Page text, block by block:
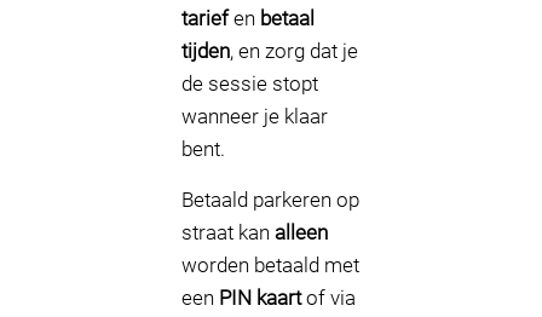
tariefen betaal
tijden, en zorg dat je
de sessie stopt
wanneer je klaar
bent.
Betaald parkeren op
straat kan alleen
worden betaald met
een PIN kaartof via